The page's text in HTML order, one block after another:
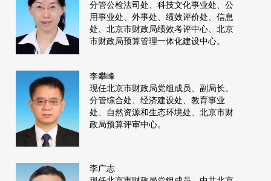
分管公检法司处、科技文化事业处、公
用事业处、外事处、绩效评价处、信息
处、北京市财政局绩效考评中心、北京
市财政局预算管理一体化建设中心。
李攀峰
现任北京市财政局党组成员、副局长。
分管综合处、经济建设处、教育事业
处、自然资源和生态环境处、北京市财
政局预算评审中心。
李广志